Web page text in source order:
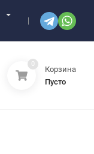
0
Корзина
Пусто